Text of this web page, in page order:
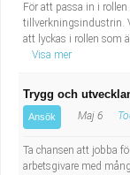
För att passa in i
tillverkningsindustrin.
att lyckas i rollen som
Visa mer
Trygg och
Ansök Maj 6
Ta chansen att jobba
arbetsgivare med